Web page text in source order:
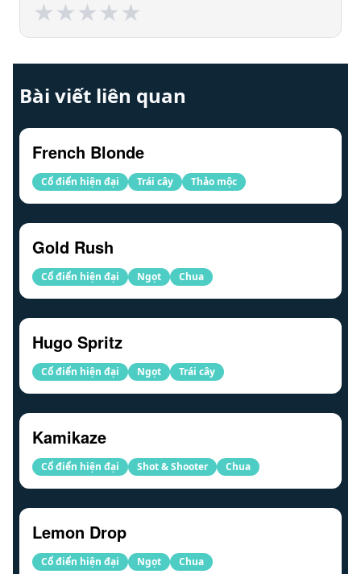
★
★★
★★
★★
★★
★
Bài viết liên quan
French Blonde
Cổ điển hiện đại Trái cây Thảo mộc
Gold Rush
Cổ điển hiện đại Ngọt Chua
Hugo Spritz
Cổ điển hiện đại Ngọt Trái cây
Kamikaze
Cổ điển hiện đại Shot & Shooter Chua
Lemon Drop
Cổ điển hiện đại Ngọt Chua